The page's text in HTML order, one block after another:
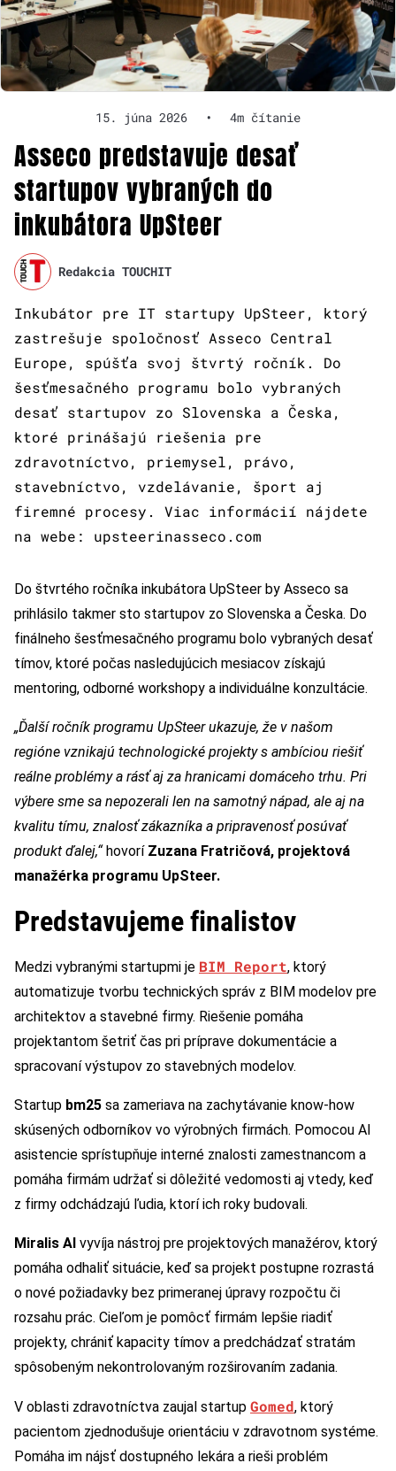
15. júna 2026 • 4m čítanie
Asseco predstavuje desať
startupov vybraných do
inkubátora UpSteer
Redakcia TOUCHIT
Inkubátor pre IT startupy UpSteer, ktorý
zastrešuje spoločnosť Asseco Central
Europe, spúšťa svoj štvrtý ročník. Do
šesťmesačného programu bolo vybraných
desať startupov zo Slovenska a Česka,
ktoré prinášajú riešenia pre
zdravotníctvo, priemysel, právo,
stavebníctvo, vzdelávanie, šport aj
firemné procesy. Viac informácií nájdete
na webe: upsteerinasseco.com
Do štvrtého ročníka inkubátora UpSteer by Asseco sa
prihlásilo takmer sto startupov zo Slovenska a Česka. Do
finálneho šesťmesačného programu bolo vybraných desať
tímov, ktoré počas nasledujúcich mesiacov získajú
mentoring, odborné workshopy a individuálne konzultácie.
„Ďalší ročník programu UpSteer ukazuje, že v našom
regióne vznikajú technologické projekty s ambíciou riešiť
reálne problémy a rásť aj za hranicami domáceho trhu. Pri
výbere sme sa nepozerali len na samotný nápad, ale aj na
kvalitu tímu, znalosť zákazníka a pripravenosť posúvať
produkt ďalej,“hovorí Zuzana Fratričová, projektová
manažérka programu UpSteer.
Predstavujeme finalistov
Medzi vybranými startupmi je BIM Report, ktorý
automatizuje tvorbu technických správ z BIM modelov pre
architektov a stavebné firmy. Riešenie pomáha
projektantom šetriť čas pri príprave dokumentácie a
spracovaní výstupov zo stavebných modelov.
Startup bm25 sa zameriava na zachytávanie know-how
skúsených odborníkov vo výrobných firmách. Pomocou AI
asistencie sprístupňuje interné znalosti zamestnancom a
pomáha firmám udržať si dôležité vedomosti aj vtedy, keď
z firmy odchádzajú ľudia, ktorí ich roky budovali.
Miralis AI vyvíja nástroj pre projektových manažérov, ktorý
pomáha odhaliť situácie, keď sa projekt postupne rozrastá
o nové požiadavky bez primeranej úpravy rozpočtu či
rozsahu prác. Cieľom je pomôcť firmám lepšie riadiť
projekty, chrániť kapacity tímov a predchádzať stratám
spôsobeným nekontrolovaným rozširovaním zadania.
V oblasti zdravotníctva zaujal startup Gomed, ktorý
pacientom zjednodušuje orientáciu v zdravotnom systéme.
Pomáha im nájsť dostupného lekára a rieši problém